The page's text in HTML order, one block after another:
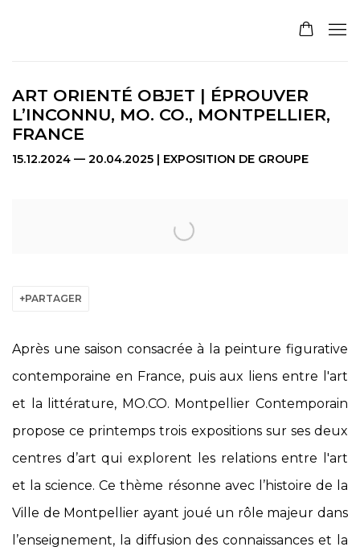
ART ORIENTÉ OBJET | ÉPROUVER
L’INCONNU, MO. CO., MONTPELLIER,
FRANCE
15.12.2024 — 20.04.2025 | EXPOSITION DE GROUPE
PARTAGER
Après une saison consacrée à la peinture figurative
contemporaine en France, puis aux liens entre l'art
et la littérature, MO.CO. Montpellier Contemporain
propose ce printemps trois expositions sur ses deux
centres d’art qui explorent les relations entre l'art
et la science. Ce thème résonne avec l’histoire de la
Ville de Montpellier ayant joué un rôle majeur dans
l’enseignement, la diffusion des connaissances et la